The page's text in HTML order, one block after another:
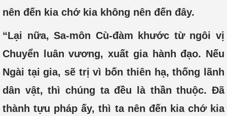
nên đến kia chớ kia không nên đến đây.
“Lại nữa, Sa-môn Cù-đàm khước từ ngôi vị
Chuyển luân vương, xuất gia hành đạo. Nếu
Ngài tại gia, sẽ trị vì bốn thiên hạ, thống lãnh
dân vật, thì chúng ta đều là thần thuộc. Đã
thành tựu pháp ấy, thì ta nên đến kia chớ kia